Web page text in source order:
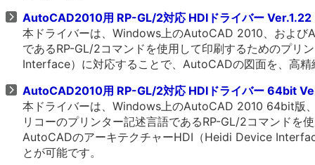
AutoCAD2010用 RP-GL/2対応 HDIドライバー Ver.1.22
本ドライバーは、Windows上のAutoCAD 2010、およ
であるRP-GL/2コマンドを使用して印刷するためのプ
Interface）に対応することで、AutoCADの図面を、高
AutoCAD2010用 RP-GL/2対応 HDIドライバー 64bit
本ドライバーは、Windows上のAutoCAD 2010 64bit版
リコーのプリンター記述言語であるRP-GL/2コマンドを
AutoCADのアーキテクチャーHDI（Heidi Device
とが可能です。